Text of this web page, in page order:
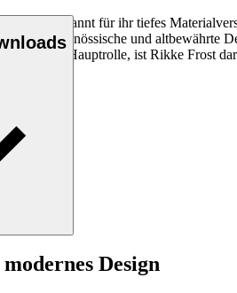
ist bekannt für ihr tiefes
treffen zeitgenössische und altbewährte
in der Hauptrolle, ist Rikke Frost
Design